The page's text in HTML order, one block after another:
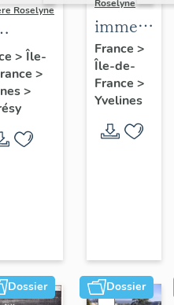
Roselyne
et
du
> Île-
>
>
Roselyne
maisons,
fermes
France >
Île-de-
France >
Yvelines
Dossier Dossier